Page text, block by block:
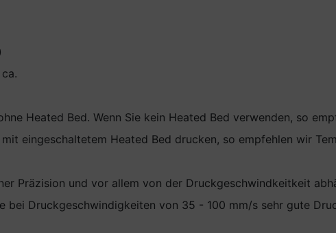
Heated Bed. Wenn Sie kein Heated Bed verwenden, so
eingeschaltetem Heated Bed drucken, so empfehlen wir
Präzision und vor allem von der Druckgeschwindkeitkeit
bei Druckgeschwindigkeiten von 35 - 100 mm/s sehr gute